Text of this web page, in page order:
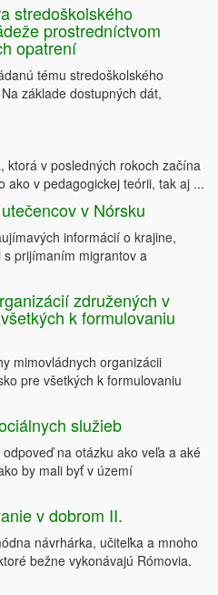
stredoškolského
prostredníctvom
opatrení
tému stredoškolského
základe dostupných dát,
ktorá v posledných rokoch začína
ako v pedagogickej teórii, tak aj ...
v Nórsku
informácií o krajine,
prijímaním migrantov a
združených v
k formulovaniu
mimovládnych organizácii
pre všetkých k formulovaniu
služieb
na otázku ako veľa a aké
by mali byť v území
v dobrom II.
návrhárka, učiteľka a mnoho
bežne vykonávajú Rómovia.